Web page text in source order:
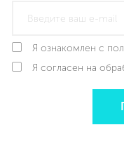
Я ознакомлен с
Я согласен на